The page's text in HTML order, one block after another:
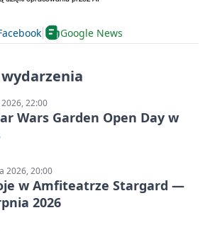
Google News
22:00
Wars Garden Open Day w
2026, 20:00
w Amfiteatrze Stargard —
2026